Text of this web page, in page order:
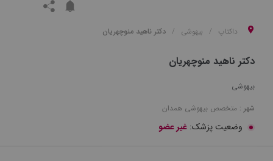
داکتاپ بیهوشی دکتر ناهید منوچهریان
دکتر ناهید منوچهریان
بیهوشی
شهر : متخصص بیهوشی همدان
وضعیت پزشک: غیر عضو